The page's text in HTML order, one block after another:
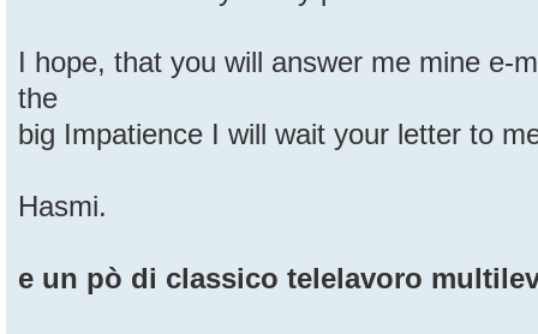
I hope, that you will answer me mine e-
the
big Impatience I will wait your letter to
Hasmi.
e un pò di classico telelavoro